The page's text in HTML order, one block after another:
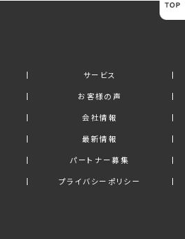
サービス
お客様の声
会社情報
最新情報
パートナー募集
プライバシーポリシー